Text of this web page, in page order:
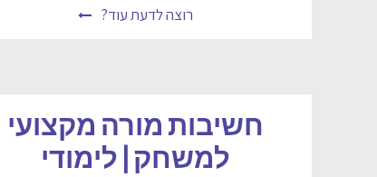
רוצה לדעת עוד?
חשיבות מורה מקצועי
למשחק | לימודי